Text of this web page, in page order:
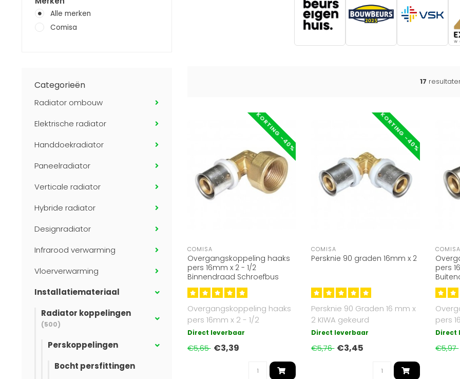
Alle merken
Comisa
Categorieën
Radiator ombouw
Elektrische radiator
Handdoekradiator
Paneelradiator
Verticale radiator
Hybride radiator
Designradiator
Infrarood verwarming
Vloerverwarming
Installatiemateriaal
Radiator koppelingen
(500)
Perskoppelingen
Bocht persfittingen
17
KORTING -40%
COMISA
Overgangskoppeling haaks
pers 16mm x 2 - 1/2
Binnendraad Schroefbus
Overgangskoppeling haaks
pers 16mm x 2 - 1/2
inchBinnendraad KIWA
Direct leverbaar
€5,65 €3,39
KORTING -40%
COMISA
Persknie 90 graden 16mm x 2
Persknie 90 Graden 16 mm x
2 KIWA gekeurd
Direct leverbaar
€5,76 €3,45
COMISA
pers
pers
Direct
€5,97